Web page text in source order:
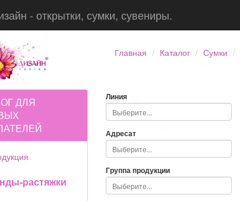
- открытки, сумки, сувениры.
Главная Каталог Сумки
ДЛЯ
растяжки
Линия
Адресат
Группа продукции